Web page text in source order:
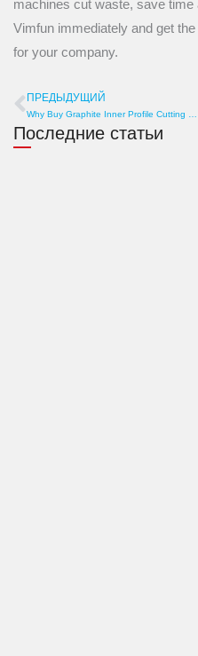
machines cut waste, save
Vimfun immediately and get
for your company.
Пред
ПРЕДЫДУЩИЙ
Последние статьи